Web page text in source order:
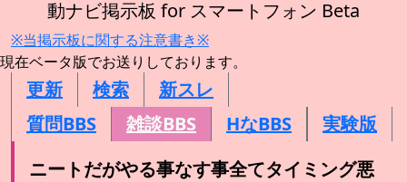
動ナビ掲示板 for スマートフォン Beta
※当掲示板に関する注意書き※
現在ベータ版でお送りしております。
更新 検索
新スレ
質問BBS
雑談BBS HなBBS
実験版
ニートだがやる事なす事全てタイミング悪